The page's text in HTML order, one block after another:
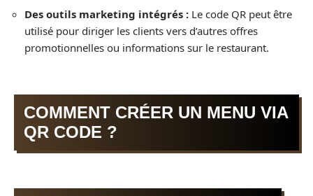
Des outils marketing intégrés : Le code QR peut être
utilisé pour diriger les clients vers d’autres offres
promotionnelles ou informations sur le restaurant.
COMMENT CRÉER UN MENU VIA
QR CODE ?